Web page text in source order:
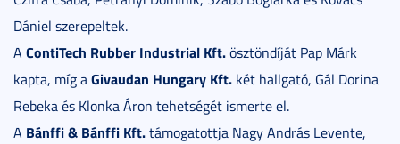
Dániel szerepeltek.
A ContiTech Rubber Industrial Kft.ösztöndíját Pap Márk
kapta, míg aGivaudan Hungary Kft. két hallgató, Gál Dorina
Rebeka és Klonka Áron tehetségét ismerte el.
A Bánffi & Bánffi Kft.támogatottja Nagy András Levente,